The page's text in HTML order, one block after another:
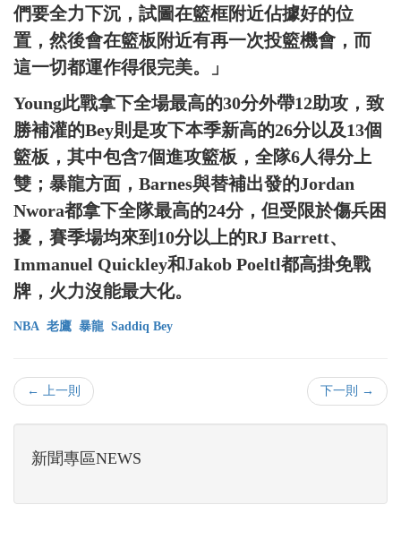
們要全力下沉，試圖在籃框附近佔據好的位
置，然後會在籃板附近有再一次投籃機會，而
這一切都運作得很完美。」
Young此戰拿下全場最高的30分外帶12助攻，致
勝補灌的Bey則是攻下本季新高的26分以及13個
籃板，其中包含7個進攻籃板，全隊6人得分上
雙；暴龍方面，Barnes與替補出發的Jordan
Nwora都拿下全隊最高的24分，但受限於傷兵困
擾，賽季場均來到10分以上的RJ Barrett、
Immanuel Quickley和Jakob Poeltl都高掛免戰
牌，火力沒能最大化。
NBA 老鷹 暴龍 Saddiq Bey
← 上一則 下一則 →
新聞專區NEWS